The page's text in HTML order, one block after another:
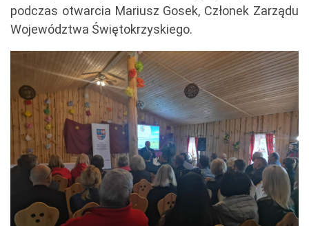
podczas otwarcia Mariusz Gosek, Członek Zarządu
Województwa Świętokrzyskiego.